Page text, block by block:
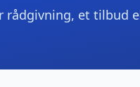
rådgivning, et tilbud